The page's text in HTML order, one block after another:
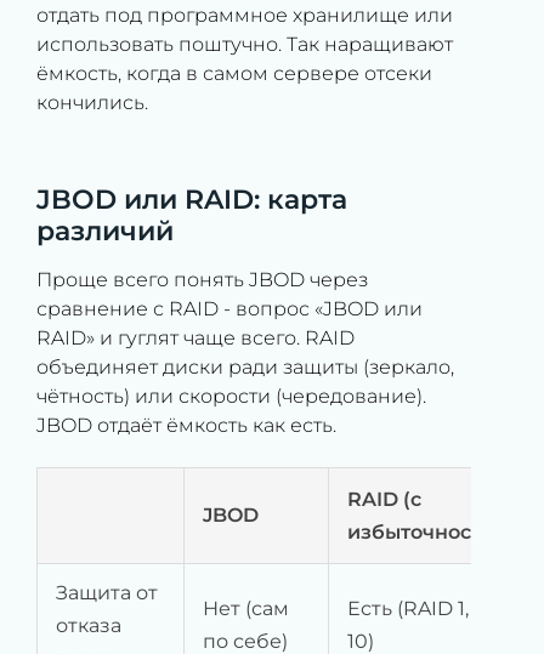
отдать под программное хранилище или
использовать поштучно. Так наращивают
ёмкость, когда в самом сервере отсеки
кончились.
JBOD или RAID: карта
различий
Проще всего понять JBOD через
сравнение с RAID - вопрос «JBOD или
RAID» и гуглят чаще всего. RAID
объединяет диски ради защиты (зеркало,
чётность) или скорости (чередование).
JBOD отдаёт ёмкость как есть.
JBOD
RAID (с
избыточностью)
Защита от
отказа
Нет (сам
по себе)
Есть (RAID 1, 5, 6,
10)